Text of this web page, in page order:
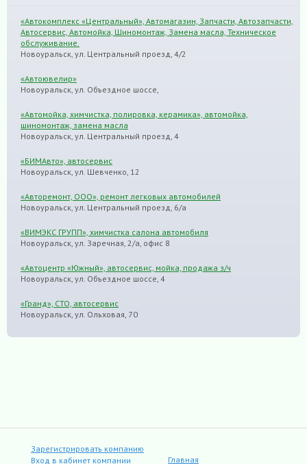
«Автокомплекс «Центральный», Автомагазин, Запчасти, Автозапчасти,
Автосервис, Автомойка, Шиномонтаж, Замена масла, Техническое
обслуживание.
Новоуральск, ул. Центральный проезд, 4/2
«Автоювелир»
Новоуральск, ул. Объездное шоссе,
«Автомойка, химчистка, полировка, керамика», автомойка,
шиномонтаж, замена масла
Новоуральск, ул. Центральный проезд, 4
«БИМАвто», автосервис
Новоуральск, ул. Шевченко, 12
«Авторемонт, ООО», ремонт легковых автомобилей
Новоуральск, ул. Центральный проезд, 6/а
«ВИМЭКС ГРУПП», химчистка салона автомобиля
Новоуральск, ул. Заречная, 2/а, офис 8
«Автоцентр «Южный», автосервис, мойка, продажа з/ч
Новоуральск, ул. Объездное шоссе, 4
«Гранд», СТО, автосервис
Новоуральск, ул. Ольховая, 70
Зарегистрировать компанию
Вход в кабинет компании
Главная